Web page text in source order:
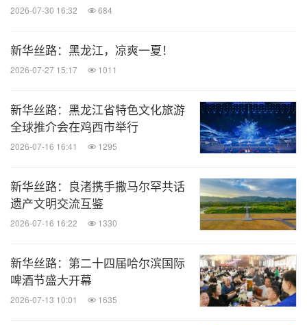
2026-07-30 16:32 684
新华丝路：黑龙江，凉爽一夏！
2026-07-27 15:17 1011
新华丝路：黑龙江省特色文化旅游
全球推介会在鸡西市举行
2026-07-16 16:41 1295
新华丝路：良渚携手撒马尔罕共话
遗产文明交流互鉴
2026-07-16 16:22 1330
新华丝路：第二十四届哈尔滨国际
啤酒节盛大开幕
2026-07-13 10:01 1635